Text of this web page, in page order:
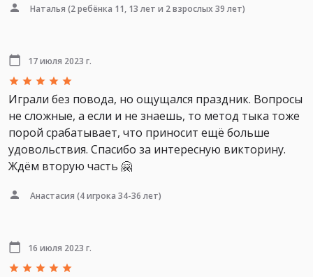
Наталья (2 ребёнка 11, 13 лет и 2 взрослых 39 лет)
17 июля 2023 г.
Играли без повода, но ощущался праздник. Вопросы
не сложные, а если и не знаешь, то метод тыка тоже
порой срабатывает, что приносит ещё больше
удовольствия. Спасибо за интересную викторину.
Ждём вторую часть 🤗
Анастасия (4 игрока 34-36 лет)
16 июля 2023 г.